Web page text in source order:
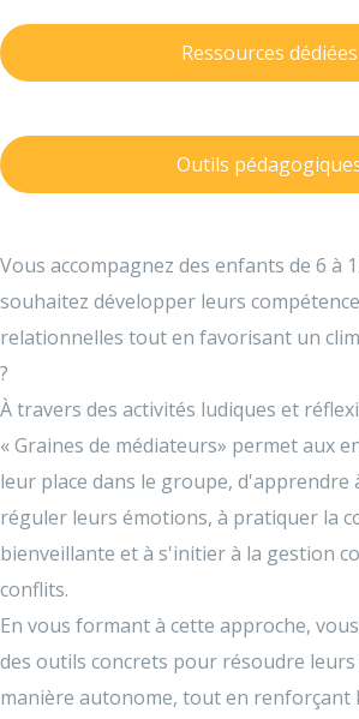
Ressources dédiées
Outils
Vous accompagnez des enfants de 6 à
souhaitez développer leurs
relationnelles tout en favorisant un
?
À travers des activités ludiques et
« Graines de médiateurs» permet aux
leur place dans le groupe, d'apprendre
réguler leurs émotions, à pratiquer la
bienveillante et à s'initier à la gestion
conflits.
En vous formant à cette approche,
des outils concrets pour résoudre leurs
manière autonome, tout en renforçant